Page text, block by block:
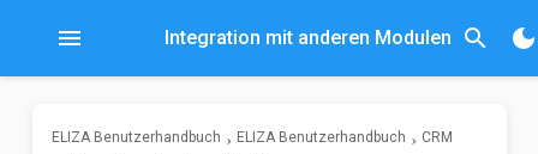
menu Integration mit anderen Modulen search dark_mode
ELIZA Benutzerhandbuch ELIZA Benutzerhandbuch
CRM